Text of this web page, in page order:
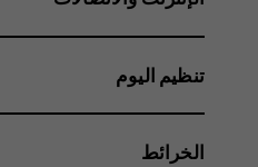
تنظيم اليوم
الخرائط